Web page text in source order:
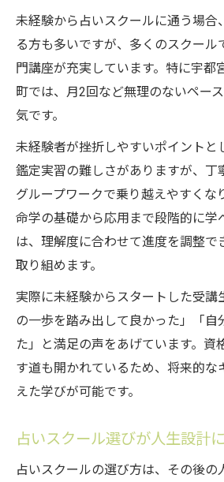
未経験から占いスクールに通う場合
る方も多いですが、多くのスクール
門講座が充実しています。特に宇都
町では、月2回など無理のないペー
気です。
未経験者が挫折しやすいポイントと
鑑定実習の難しさがありますが、丁
グループワークで乗り越えやすくな
命学の基礎から応用まで段階的に学
は、理解度に合わせて進度を調整で
取り組めます。
実際に未経験からスタートした受講
の一歩を踏み出して良かった」「自
た」と満足の声をあげています。資
す道も開かれているため、将来的な
えた学びが可能です。
占いスクール選びが人生設計
占いスクールの選び方は、その後の